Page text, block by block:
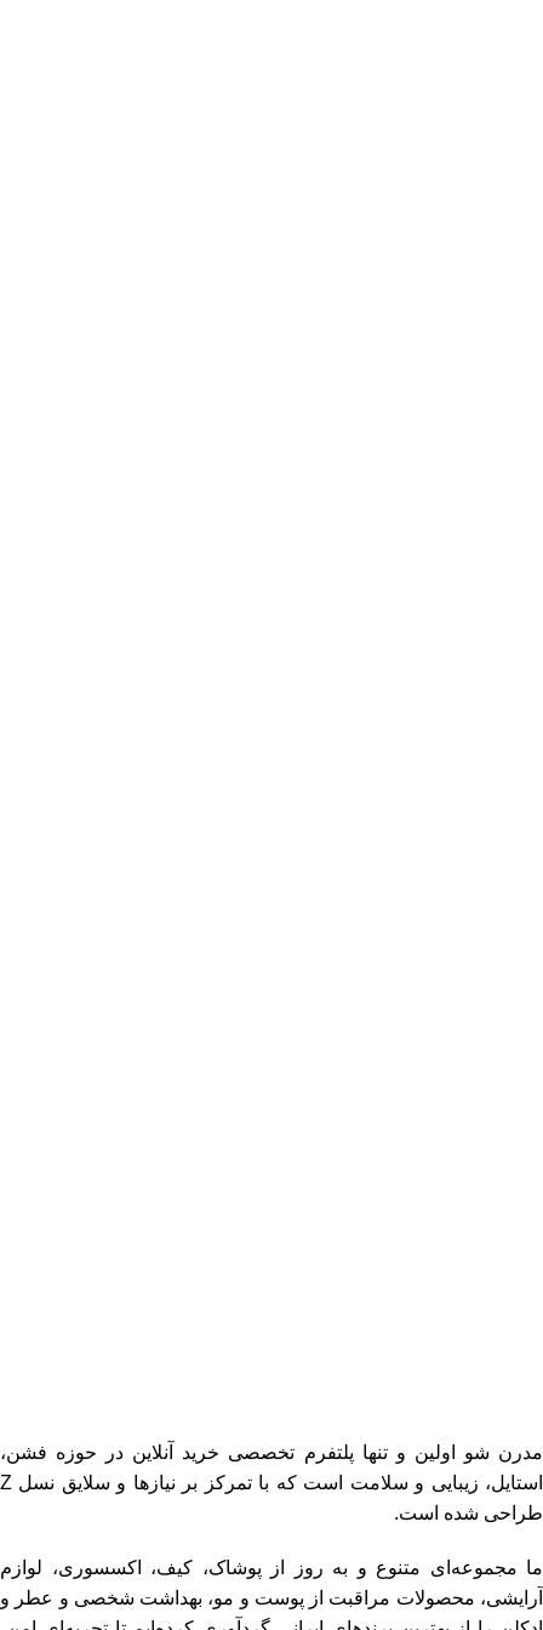
مدرن شو اولین و تنها پلتفرم تخصصی خرید آنلاین در حوزه فشن،
استایل، زیبایی و سلامت است که با تمرکز بر نیازها و سلایق نسل Z
طراحی شده است.
ما مجموعه‌ای متنوع و به‌ روز از پوشاک، کیف، اکسسوری، لوازم
آرایشی، محصولات مراقبت از پوست و مو، بهداشت شخصی و عطر و